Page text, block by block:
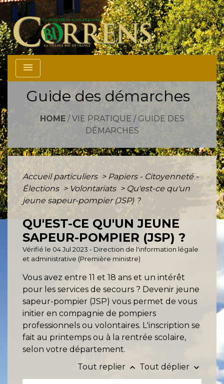
menu
Guide des démarches
HOME/ VIE PRATIQUE / GUIDE DES
DÉMARCHES
Accueil particuliers > Papiers - Citoyenneté -
Élections > Volontariats > Qu'est-ce qu'un
jeune sapeur-pompier (JSP) ?
QU'EST-CE QU'UN JEUNE
SAPEUR-POMPIER (JSP) ?
Vérifié le 04 Jul 2023 - Direction de l'information légale
et administrative (Première ministre)
Vous avez entre 11 et 18 ans et un intérêt
pour les services de secours ? Devenir jeune
sapeur-pompier (JSP) vous permet de vous
initier en compagnie de pompiers
professionnels ou volontaires. L'inscription se
fait au printemps ou à la rentrée scolaire,
selon votre département.
Tout replier keyboard_arrow_up Tout déplier keyboard_arrow_down